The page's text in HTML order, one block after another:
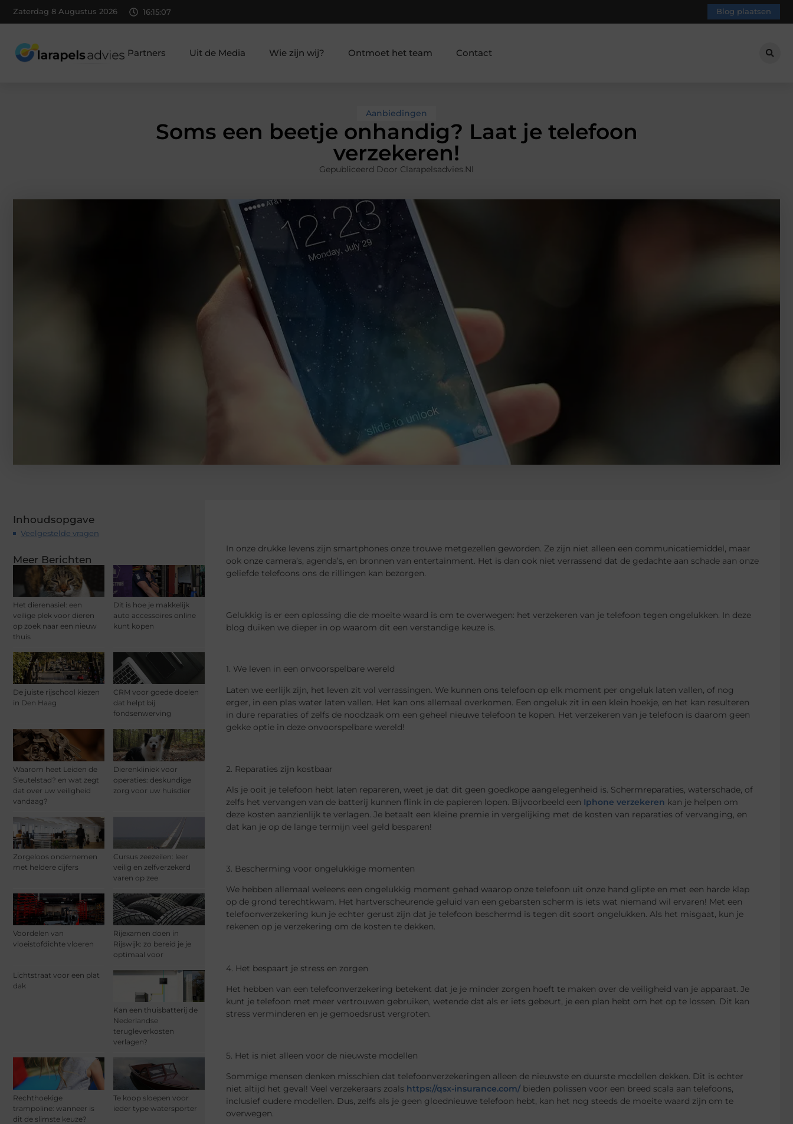
Zaterdag 8 Augustus 2026 16:15:08 Blog plaatsen
Partners Uit de Media Wie zijn wij? Ontmoet het team Contact
Aanbiedingen
Soms een beetje onhandig? Laat je telefoon
verzekeren!
Gepubliceerd Door Clarapelsadvies.nl
Inhoudsopgave
Veelgestelde vragen
Meer Berichten
Het dierenasiel: een
veilige plek voor dieren
op zoek naar een nieuw
thuis
Dit is hoe je makkelijk
auto accessoires online
kunt kopen
De juiste rijschool kiezen
in Den Haag
CRM voor goede doelen
dat helpt bij
fondsenwerving
Waarom heet Leiden de
Sleutelstad? en wat zegt
dat over uw veiligheid
vandaag?
Dierenkliniek voor
operaties: deskundige
zorg voor uw huisdier
Zorgeloos ondernemen
met heldere cijfers
Cursus zeezeilen: leer
veilig en zelfverzekerd
varen op zee
Voordelen van
vloeistofdichte vloeren
Rijexamen doen in
Rijswijk: zo bereid je je
optimaal voor
Lichtstraat voor een plat
dak
Kan een thuisbatterij de
Nederlandse
terugleverkosten
verlagen?
Rechthoekige
trampoline: wanneer is
dit de slimste keuze?
Te koop sloepen voor
ieder type watersporter
In onze drukke levens zijn smartphones onze trouwe metgezellen geworden. Ze zijn niet alleen een communicatiemiddel, maar
ook onze camera’s, agenda’s, en bronnen van entertainment. Het is dan ook niet verrassend dat de gedachte aan schade aan onze
geliefde telefoons ons de rillingen kan bezorgen.
Gelukkig is er een oplossing die de moeite waard is om te overwegen: het verzekeren van je telefoon tegen ongelukken. In deze
blog duiken we dieper in op waarom dit een verstandige keuze is.
1. We leven in een onvoorspelbare wereld
Laten we eerlijk zijn, het leven zit vol verrassingen. We kunnen ons telefoon op elk moment per ongeluk laten vallen, of nog
erger, in een plas water laten vallen. Het kan ons allemaal overkomen. Een ongeluk zit in een klein hoekje, en het kan resulteren
in dure reparaties of zelfs de noodzaak om een geheel nieuwe telefoon te kopen. Het verzekeren van je telefoon is daarom geen
gekke optie in deze onvoorspelbare wereld!
2. Reparaties zijn kostbaar
Als je ooit je telefoon hebt laten repareren, weet je dat dit geen goedkope aangelegenheid is. Schermreparaties, waterschade, of
zelfs het vervangen van de batterij kunnen flink in de papieren lopen. Bijvoorbeeld een Iphone verzekeren kan je helpen om
deze kosten aanzienlijk te verlagen. Je betaalt een kleine premie in vergelijking met de kosten van reparaties of vervanging, en
dat kan je op de lange termijn veel geld besparen!
3. Bescherming voor ongelukkige momenten
We hebben allemaal weleens een ongelukkig moment gehad waarop onze telefoon uit onze hand glipte en met een harde klap
op de grond terechtkwam. Het hartverscheurende geluid van een gebarsten scherm is iets wat niemand wil ervaren! Met een
telefoonverzekering kun je echter gerust zijn dat je telefoon beschermd is tegen dit soort ongelukken. Als het misgaat, kun je
rekenen op je verzekering om de kosten te dekken.
4. Het bespaart je stress en zorgen
Het hebben van een telefoonverzekering betekent dat je je minder zorgen hoeft te maken over de veiligheid van je apparaat. Je
kunt je telefoon met meer vertrouwen gebruiken, wetende dat als er iets gebeurt, je een plan hebt om het op te lossen. Dit kan
stress verminderen en je gemoedsrust vergroten.
5. Het is niet alleen voor de nieuwste modellen
Sommige mensen denken misschien dat telefoonverzekeringen alleen de nieuwste en duurste modellen dekken. Dit is echter
niet altijd het geval! Veel verzekeraars zoals https://qsx-insurance.com/ bieden polissen voor een breed scala aan telefoons,
inclusief oudere modellen. Dus, zelfs als je geen gloednieuwe telefoon hebt, kan het nog steeds de moeite waard zijn om te
overwegen.